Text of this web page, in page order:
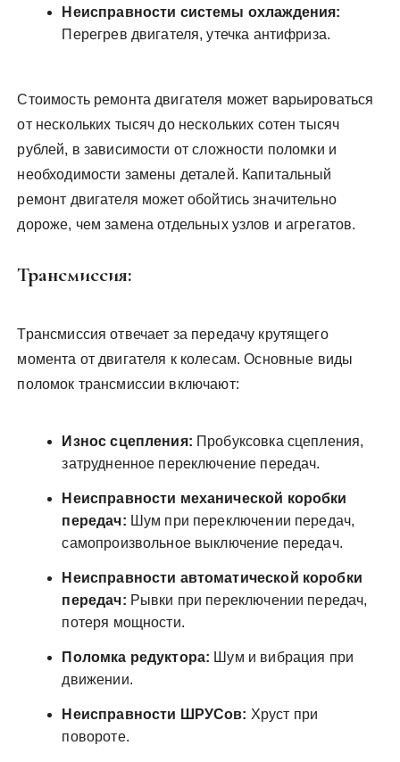
Неисправности системы охлаждения:
Перегрев двигателя, утечка антифриза.
Стоимость ремонта двигателя может варьироваться
от нескольких тысяч до нескольких сотен тысяч
рублей, в зависимости от сложности поломки и
необходимости замены деталей. Капитальный
ремонт двигателя может обойтись значительно
дороже, чем замена отдельных узлов и агрегатов.
Трансмиссия:
Трансмиссия отвечает за передачу крутящего
момента от двигателя к колесам. Основные виды
поломок трансмиссии включают:
Износ сцепления: Пробуксовка сцепления,
затрудненное переключение передач.
Неисправности механической коробки
передач: Шум при переключении передач,
самопроизвольное выключение передач.
Неисправности автоматической коробки
передач: Рывки при переключении передач,
потеря мощности.
Поломка редуктора: Шум и вибрация при
движении.
Неисправности ШРУСов: Хруст при
повороте.